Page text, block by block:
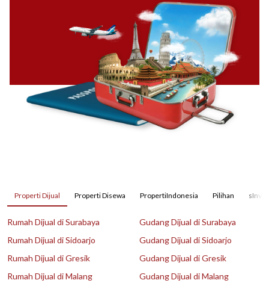
Properti Dijual Properti Disewa PropertiIndonesia Pilihan
Rumah Dijual di Surabaya
Rumah Dijual di Sidoarjo
Rumah Dijual di Gresik
Rumah Dijual di Malang
Gudang Dijual di Surabaya
Gudang Dijual di Sidoarjo
Gudang Dijual di Gresik
Gudang Dijual di Malang